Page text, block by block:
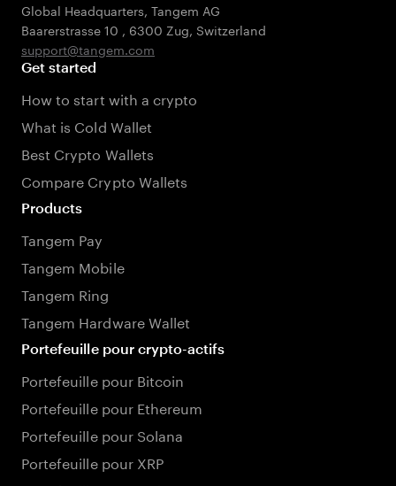
Global Headquarters, Tangem AG
Baarerstrasse 10 , 6300 Zug, Switzerland
support@tangem.com
Get started
How to start with a crypto
What is Cold Wallet
Best Crypto Wallets
Compare Crypto Wallets
Products
Tangem Pay
Tangem Mobile
Tangem Ring
Tangem Hardware Wallet
Portefeuille pour crypto-actifs
Portefeuille pour Bitcoin
Portefeuille pour Ethereum
Portefeuille pour Solana
Portefeuille pour XRP